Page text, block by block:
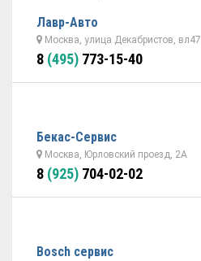
Лавр-Авто
Москва, улица Декабристов, вл47
8 (495) 773-15-40
Бекас-Сервис
Москва, Юрловский проезд, 2А
8 (925) 704-02-02
Bosch сервис